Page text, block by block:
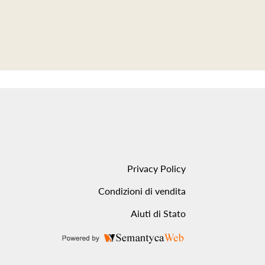
Privacy Policy
Condizioni di vendita
Aiuti di Stato